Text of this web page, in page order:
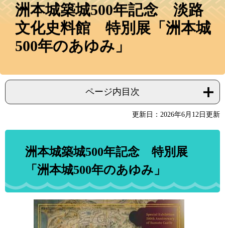
文
洲本城築城500年記念 淡路
文化史料館 特別展「洲本城
500年のあゆみ」
ページ内目次
更新日：2026年6月12日更新
洲本城築城500年記念 特別展
「洲本城500年のあゆみ」